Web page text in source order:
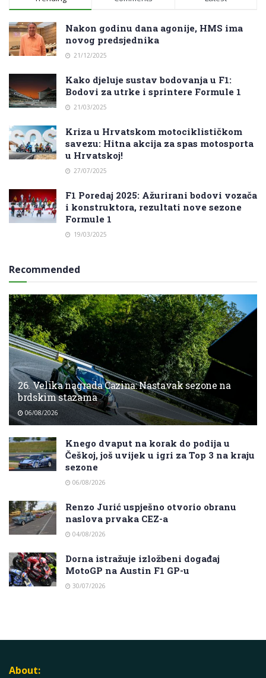
Nakon godinu dana agonije, HMS ima
novog predsjednika
21/12/2025
Kako djeluje sustav bodovanja u F1:
Bodovi za utrke i sprintere Formule 1
21/03/2025
Kriza u Hrvatskom motociklističkom
savezu: Hitna akcija za spas motosporta
u Hrvatskoj!
27/07/2025
F1 Poredaj 2025: Ažurirani bodovi vozača
i konstruktora, rezultati nove sezone
Formule 1
19/03/2025
Recommended
26. Velika nagrada Cazina: Nastavak sezone na
brdskim stazama
06/08/2026
Knego dvaput na korak do podija u
Češkoj, još uvijek u igri za Top 3 na kraju
sezone
06/08/2026
Renzo Jurić uspješno otvorio obranu
naslova prvaka CEZ-a
04/08/2026
Dorna istražuje izložbeni događaj
MotoGP na Austin F1 GP-u
30/07/2026
About: